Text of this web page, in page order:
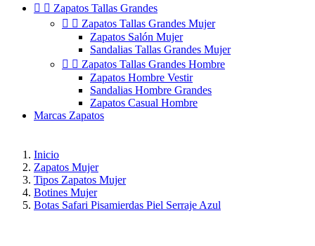
  Zapatos Tallas Grandes
  Zapatos Tallas Grandes Mujer
Zapatos Salón Mujer
Sandalias Tallas Grandes Mujer
  Zapatos Tallas Grandes Hombre
Zapatos Hombre Vestir
Sandalias Hombre Grandes
Zapatos Casual Hombre
Marcas Zapatos
Inicio
Zapatos Mujer
Tipos Zapatos Mujer
Botines Mujer
Botas Safari Pisamierdas Piel Serraje Azul